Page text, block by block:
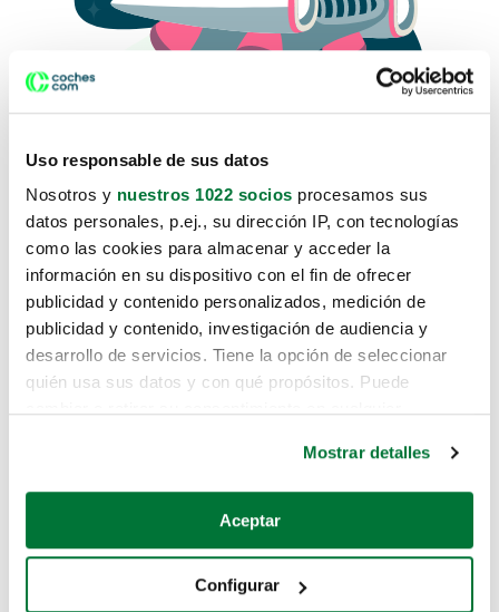
Uso responsable de sus datos
Nosotros y nuestros 1022 socios procesamos sus
datos personales, p.ej., su dirección IP, con tecnologías
como las cookies para almacenar y acceder la
información en su dispositivo con el fin de ofrecer
publicidad y contenido personalizados, medición de
publicidad y contenido, investigación de audiencia y
desarrollo de servicios. Tiene la opción de seleccionar
quién usa sus datos y con qué propósitos. Puede
Si lo permite, también quisiéramos:
Recopilar información sobre su ubicación geográfica
Identificar su dispositivo analizándolo activamente
Mostrar detalles
Aceptar
Configurar
Lo sentimos, no sabemos como
te hemos traido hasta aquí.
Pero puedes encontrar el coche que estás
buscando en alguno de estos enlaces:
Coches de segunda mano
Coches de km0